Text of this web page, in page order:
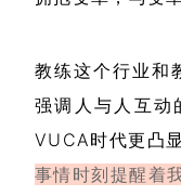
教练这个行业和
强调人与人互动
VUCA时代更凸
事情时刻提醒着